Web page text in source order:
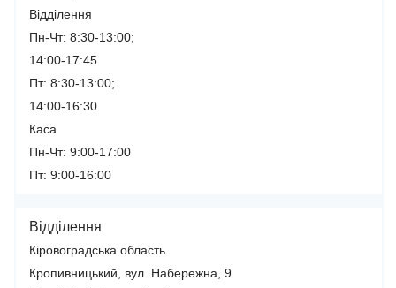
Відділення
Пн-Чт: 8:30-13:00;
14:00-17:45
Пт: 8:30-13:00;
14:00-16:30
Каса
Пн-Чт: 9:00-17:00
Пт: 9:00-16:00
Відділення
Кіровоградська область
Кропивницький, вул. Набережна, 9